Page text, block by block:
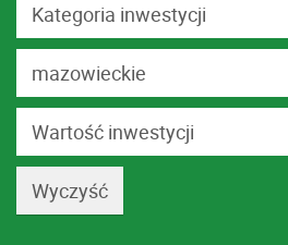
Kategoria inwestycji
mazowieckie
Wartość inwestycji